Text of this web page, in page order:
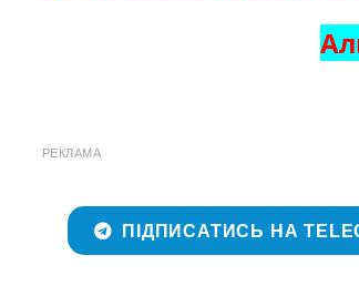
РЕКЛАМА
ПІДПИСАТИСЬ НА